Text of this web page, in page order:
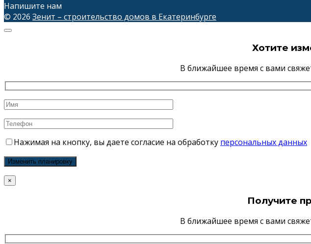
Напишите нам
© 2026 Зенит – строительство домов в Екатеринбурге
Хотите
В ближайшее время с вами
Нажимая на кнопку, вы даете согласие на обработку персональных данных
×
Получите
В ближайшее время с вами